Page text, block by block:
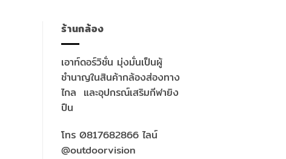
ร้านกล้อง
เอาท์ดอร์วิชั่น มุ่งมั่นเป็นผู้
ชำนาญในสินค้ากล้องส่องทาง
ไกล และอุปกรณ์เสริมกีฬายิง
ปืน
โทร 0817682866 ไลน์
@outdoorvision